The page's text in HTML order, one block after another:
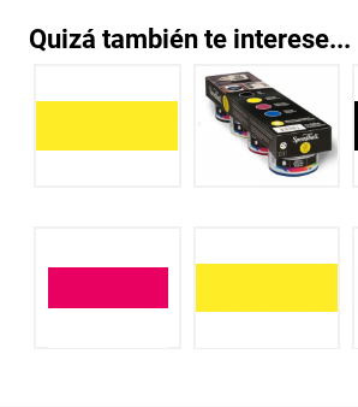
Quizá también te interese...